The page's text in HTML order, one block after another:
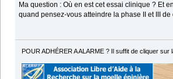
Ma question : Où en est cet essai clinique ? Et
quand pensez-vous atteindre la phase II et III de
POUR ADHÉRER A ALARME ? Il suffit de cliquer sur